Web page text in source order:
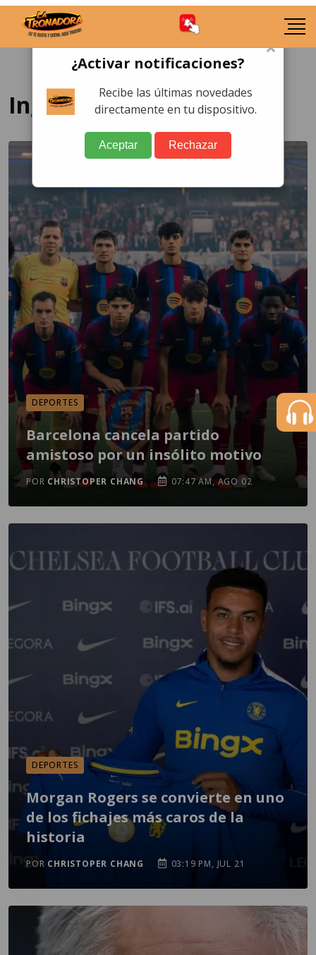
Inglaterra
DEPORTES
Barcelona cancela partido
amistoso por un insólito motivo
POR CHRISTOPER CHANG 07:47 AM, AGO 02
DEPORTES
Morgan Rogers se convierte en uno
de los fichajes más caros de la
historia
POR CHRISTOPER CHANG 03:19 PM, JUL 21
×
¿Activar notificaciones?
Recibe las últimas novedades
directamente en tu dispositivo.
Aceptar Rechazar